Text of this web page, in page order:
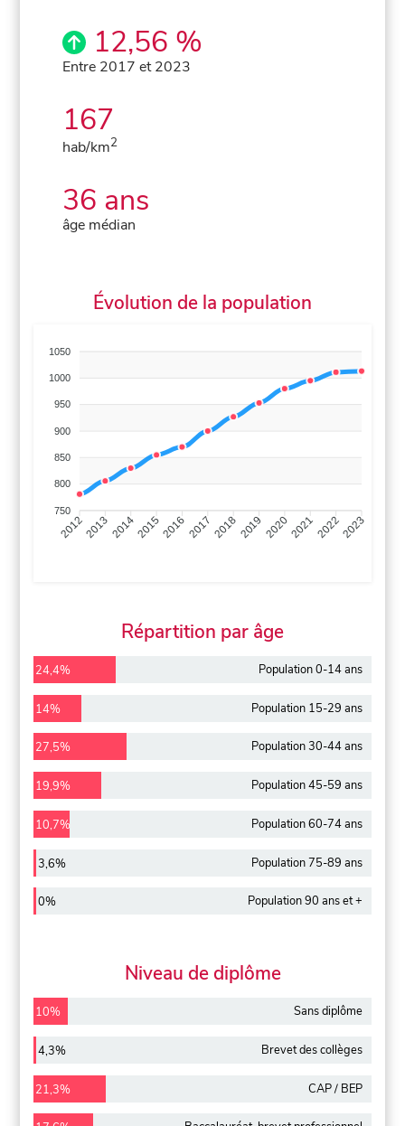
12,56 %
Entre 2017 et 2023
167
hab/km2
36 ans
âge médian
Évolution de la population
1050
1000
950
900
850
800
750
201220132014201520162017 20182019 2020202120222023
Répartition par âge
24,4% Population 0-14 ans
14% Population 15-29 ans
27,5% Population 30-44 ans
19,9% Population 45-59 ans
10,7% Population 60-74 ans
3,6% Population 75-89 ans
0% Population 90 ans et +
Niveau de diplôme
10% Sans diplôme
4,3% Brevet des collèges
21,3% CAP / BEP